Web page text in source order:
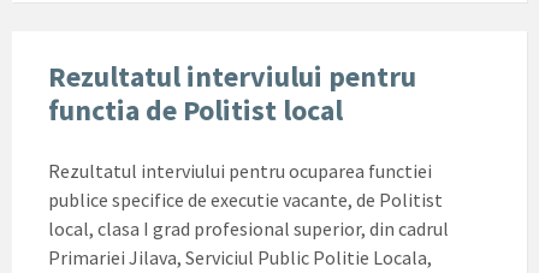
Rezultatul interviului pentru
functia de Politist local
Rezultatul interviului pentru ocuparea functiei
publice specifice de executie vacante, de Politist
local, clasa I grad profesional superior, din cadrul
Primariei Jilava, Serviciul Public Politie Locala,